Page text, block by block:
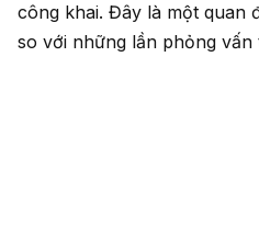
công khai. Đây là một quan
so với những lần phỏng vấn